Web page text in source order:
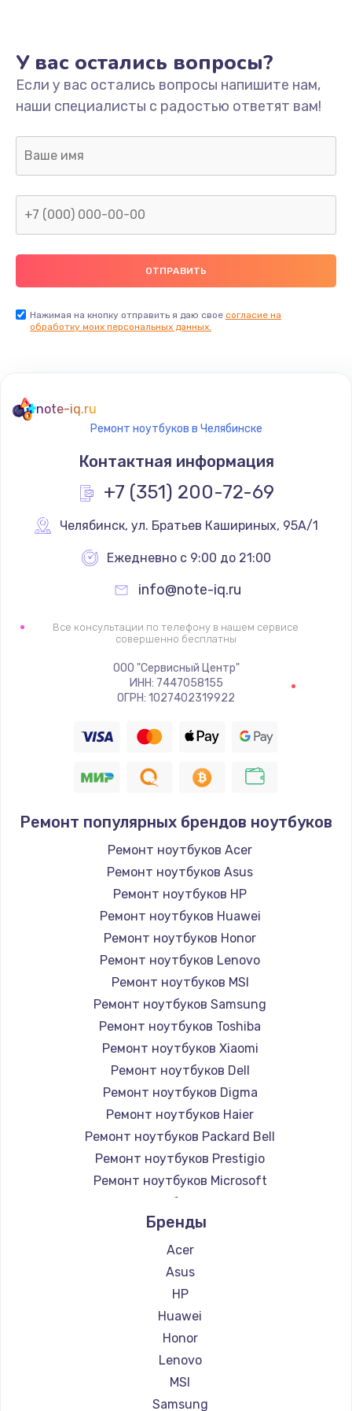
Замена динамика
1500 руб.
1490 руб.
1500 руб.
Заказать
990 руб.
Заказать
Замена камеры
2000 руб.
Заказать
Восстановление после попадания влаги
Заказать
2500 руб.
Заказать
2500 руб.
Заказать
Замена стекла камеры
2000 руб.
Заказать
Замена задней крышки
1800 руб.
Заказать
Замена GPS-модуля
1700 руб.
Заказать
Замена кнопки Home
1500 руб.
Заказать
Замена шлейфа
1050 руб.
Заказать
Замена клавиатуры
1130 руб.
У вас остались вопросы?
Если у вас остались вопросы напишите нам,
наши специалисты с радостью ответят вам!
Нажимая на кнопку отправить я даю свое согласие на
обработку моих персональных данных.
note-iq.ru
Ремонт ноутбуков в Челябинске
Контактная информация
+7 (351) 200-72-69
Челябинск, ул. Братьев Кашириных, 95А/1
Ежедневно с 9:00 до 21:00
info@note-iq.ru
Все консультации по телефону в нашем сервисе
совершенно бесплатны
ООО "Сервисный Центр"
ИНН: 7447058155
ОГРН: 1027402319922
Ремонт популярных брендов ноутбуков
Ремонт ноутбуков Acer
Ремонт ноутбуков Asus
Ремонт ноутбуков HP
Ремонт ноутбуков Huawei
Ремонт ноутбуков Honor
Ремонт ноутбуков Lenovo
Ремонт ноутбуков MSI
Ремонт ноутбуков Samsung
Ремонт ноутбуков Toshiba
Ремонт ноутбуков Xiaomi
Ремонт ноутбуков Dell
Ремонт ноутбуков Digma
Ремонт ноутбуков Haier
Ремонт ноутбуков Packard Bell
Ремонт ноутбуков Prestigio
Ремонт ноутбуков Microsoft
Ремонт ноутбуков Alienware
Ремонт ноутбуков Aquarius
Ремонт ноутбуков Gigabyte
Ремонт ноутбуков Aorus
Ремонт ноутбуков Maibenben
Ремонт ноутбуков Getac
Ремонт ноутбуков Epson
Ремонт ноутбуков Philips
Ремонт ноутбуков LG
Ремонт ноутбуков Panasonic
Бренды
Acer
Asus
HP
Huawei
Honor
Lenovo
MSI
Samsung